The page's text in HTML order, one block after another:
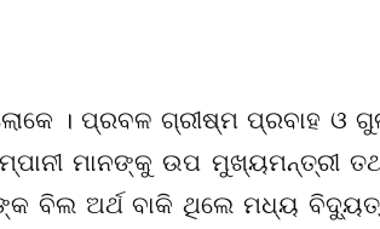
। ପ୍ରବଳ ଗ୍ରୀଷ୍ମ ପ୍ରବାହ ଓ
ମାନଙ୍କୁ ଉପ ମୁଖ୍ୟମନ୍ତ୍ରୀ
ବିଲ ଅର୍ଥ ବାକି ଥିଲେ ମଧ୍ୟ